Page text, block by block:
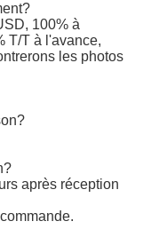
100% à
T/T à l'avance,
les photos
après réception